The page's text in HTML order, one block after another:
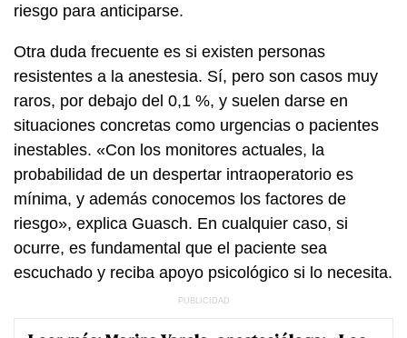
riesgo para anticiparse.
Otra duda frecuente es si existen personas
resistentes a la anestesia. Sí, pero son casos muy
raros, por debajo del 0,1 %, y suelen darse en
situaciones concretas como urgencias o pacientes
inestables. «Con los monitores actuales, la
probabilidad de un despertar intraoperatorio es
mínima, y además conocemos los factores de
riesgo», explica Guasch. En cualquier caso, si
ocurre, es fundamental que el paciente sea
escuchado y reciba apoyo psicológico si lo necesita.